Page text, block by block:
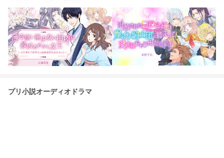
EP19『神隠しホームルーム』第583話〜第613話 EP20『禁じ
られた三角海域』第614話〜 EP21 『誰がロビンを殺したか？
(前編)』 EP22『誰がロビンを殺したか？(後半)』
プリ小説オーディオドラマ